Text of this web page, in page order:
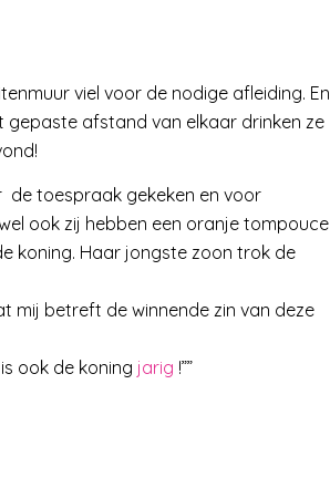
viel voor de nodige afleiding. En
gepaste afstand van elkaar drinken ze
de toespraak gekeken en voor
ook zij hebben een oranje tompouce
koning. Haar jongste zoon trok de
mij betreft de winnende zin van deze
ook de koning jarig !””